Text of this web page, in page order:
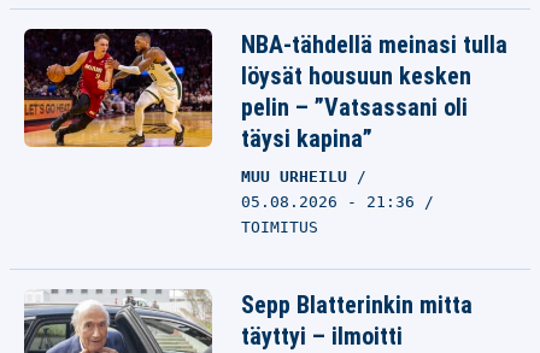
NBA-tähdellä meinasi tulla
löysät housuun kesken
pelin – ”Vatsassani oli
täysi kapina”
MUU URHEILU
05.08.2026 - 21:36
TOIMITUS
Sepp Blatterinkin mitta
täyttyi – ilmoitti